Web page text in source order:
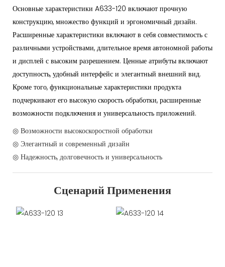
Основные характеристики A633-120 включают прочную
конструкцию, множество функций и эргономичный дизайн.
Расширенные характеристики включают в себя совместимость с
различными устройствами, длительное время автономной работы
и дисплей с высоким разрешением. Ценные атрибуты включают
доступность, удобный интерфейс и элегантный внешний вид.
Кроме того, функциональные характеристики продукта
подчеркивают его высокую скорость обработки, расширенные
возможности подключения и универсальность приложений.
◎ Возможности высокоскоростной обработки
◎ Элегантный и современный дизайн
◎ Надежность, долговечность и универсальность
Сценарий Применения